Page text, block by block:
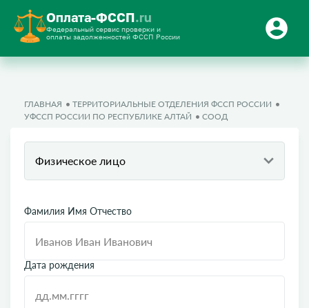
Оплата-ФССП.ru
Федеральный сервис проверки и
оплаты задолженностей ФССП России
ГЛАВНАЯ
ТЕРРИТОРИАЛЬНЫЕ ОТДЕЛЕНИЯ ФССП РОССИИ
УФССП РОССИИ ПО РЕСПУБЛИКЕ АЛТАЙ
СООД
Физическое лицо
Фамилия Имя Отчество
Дата рождения